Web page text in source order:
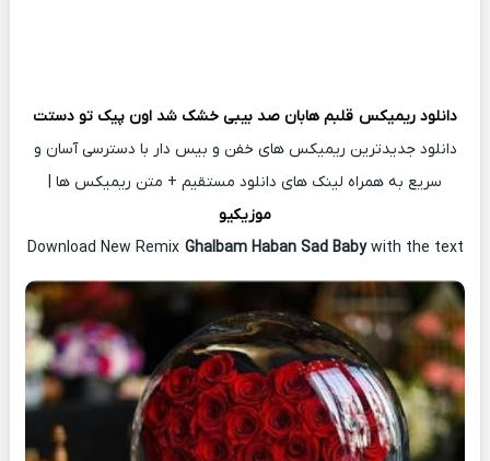
دانلود ریمیکس قلبم هابان صد بیبی خشک شد اون پیک تو دستت
دانلود جدیدترین ریمیکس های خفن و بیس دار با دسترسی آسان و
سریع به همراه لینک های دانلود مستقیم + متن ریمیکس ها |
موزیکیو
Download New Remix Ghalbam Haban Sad Babywith the text